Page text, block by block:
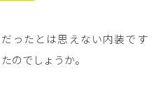
ったとは思えない内装です
のでしょうか。